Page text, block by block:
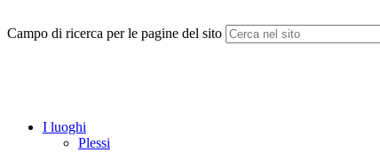
Campo di ricerca per le pagine del sito
I luoghi
Plessi